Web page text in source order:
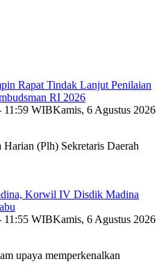
Rapat Tindak Lanjut Penilaian
RI 2026
11:59 WIBKamis, 6 Agustus 2026
(Plh) Sekretaris Daerah
Korwil IV Disdik Madina
11:55 WIBKamis, 6 Agustus 2026
upaya memperkenalkan